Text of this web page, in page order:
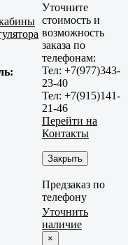
Уточните
стоимость и
возможность
заказа по
телефонам:
Тел: +7(977)343-
23-40
Тел: +7(915)141-
21-46
Перейти на
Контакты
Закрыть
Предзаказ по
телефону
Уточнить
наличие
×